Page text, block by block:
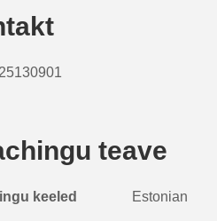
teave
keeled Estonian